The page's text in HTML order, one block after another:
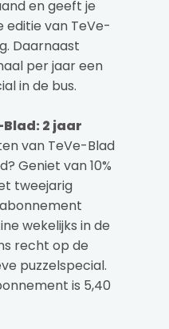
en geeft je
editie van TeVe-
Daarnaast
per jaar een
in de bus.
2 jaar
van TeVe-Blad
Geniet van 10%
tweejarig
wekelijks in de
recht op de
puzzelspecial.
is 5,40